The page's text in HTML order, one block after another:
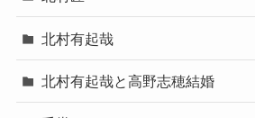
北村有起哉
北村有起哉と高野志穂結婚